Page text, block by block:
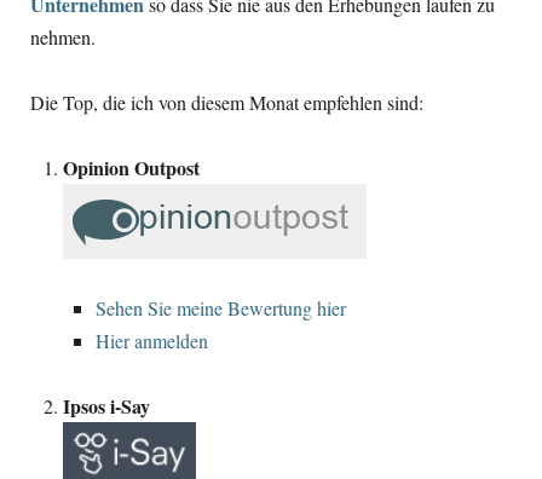
nehmen.
Die Top, die ich von diesem Monat empfehlen sind:
Opinion Outpost
Sehen Sie meine Bewertung hier
Hier anmelden
Ipsos i-Say